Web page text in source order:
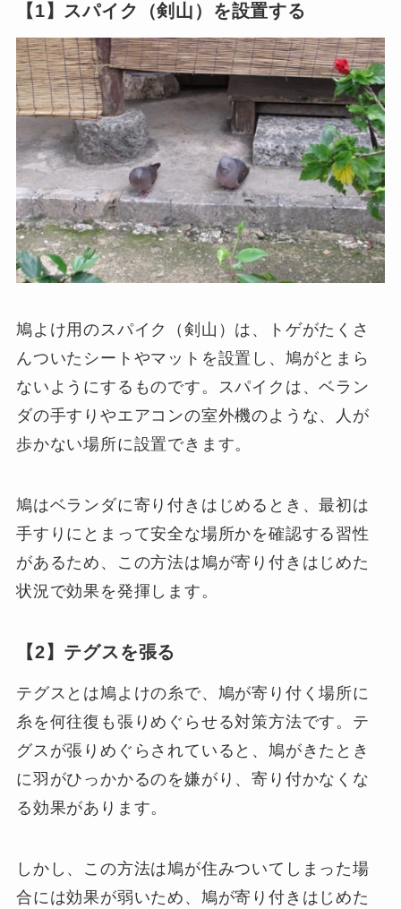
【1】スパイク（剣山）を設置する
鳩よけ用のスパイク（剣山）は、トゲがたくさ
んついたシートやマットを設置し、鳩がとまら
ないようにするものです。スパイクは、ベラン
ダの手すりやエアコンの室外機のような、人が
歩かない場所に設置できます。
鳩はベランダに寄り付きはじめるとき、最初は
手すりにとまって安全な場所かを確認する習性
があるため、この方法は鳩が寄り付きはじめた
状況で効果を発揮します。
【2】テグスを張る
テグスとは鳩よけの糸で、鳩が寄り付く場所に
糸を何往復も張りめぐらせる対策方法です。テ
グスが張りめぐらされていると、鳩がきたとき
に羽がひっかかるのを嫌がり、寄り付かなくな
る効果があります。
しかし、この方法は鳩が住みついてしまった場
合には効果が弱いため、鳩が寄り付きはじめた